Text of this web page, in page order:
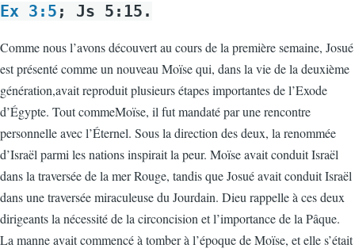
Ex 3:5 ; Js 5:15.
Comme nous l’avons découvert au cours de la première semaine, Josué
est présenté comme un nouveau Moïse qui, dans la vie de la deuxième
génération,avait reproduit plusieurs étapes importantes de l’Exode
d’Égypte. Tout commeMoïse, il fut mandaté par une rencontre
personnelle avec l’Éternel. Sous la direction des deux, la renommée
d’Israël parmi les nations inspirait la peur. Moïse avait conduit Israël
dans la traversée de la mer Rouge, tandis que Josué avait conduit Israël
dans une traversée miraculeuse du Jourdain. Dieu rappelle à ces deux
dirigeants la nécessité de la circoncision et l’importance de la Pâque.
La manne avait commencé à tomber à l’époque de Moïse, et elle s’était